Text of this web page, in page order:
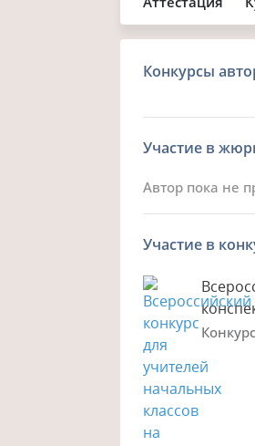
Конкурсы
Участие в
Автор пока не
Участие в